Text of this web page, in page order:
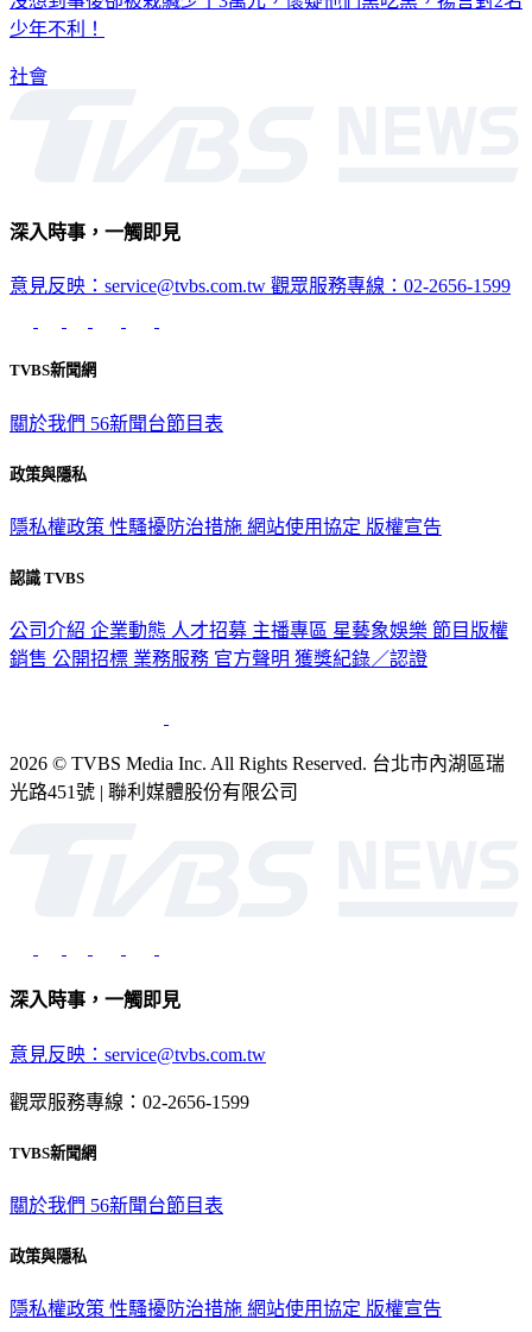
少年不利！
社會
深入時事，一觸即見
意見反映：service@tvbs.com.tw 觀眾服務專線：02-2656-1599
TVBS新聞網
關於我們 56新聞台節目表
政策與隱私
隱私權政策 性騷擾防治措施 網站使用協定 版權宣告
認識 TVBS
公司介紹 企業動態 人才招募 主播專區 星藝象娛樂 節目版權
銷售 公開招標 業務服務 官方聲明 獲獎紀錄／認證
2026 © TVBS Media Inc. All Rights Reserved. 台北市內湖區瑞
光路451號 | 聯利媒體股份有限公司
深入時事，一觸即見
意見反映：service@tvbs.com.tw
觀眾服務專線：02-2656-1599
TVBS新聞網
關於我們 56新聞台節目表
政策與隱私
隱私權政策 性騷擾防治措施 網站使用協定 版權宣告